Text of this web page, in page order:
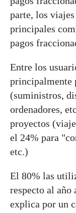
parte, los
principales
pagos
Entre los
principalmente
(suministros,
ordenadores,
proyectos
el 24% para
etc.)
El 80% las
respecto al año
explica por un